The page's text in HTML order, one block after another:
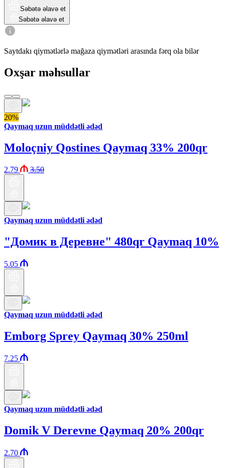
Səbətə əlavə et
Səbətə əlavə et
Saytdakı qiymətlərlə mağaza qiymətləri arasında fərq ola bilər
Oxşar məhsullar
20%
Qaymaq uzun müddətli ədəd
Moloçniy Qostines Qaymaq 33% 200qr
2.79 3.50
Qaymaq uzun müddətli ədəd
"Домик в Деревне" 480qr Qaymaq 10%
5.05
Qaymaq uzun müddətli ədəd
Emborg Sprey Qaymaq 30% 250ml
7.25
Qaymaq uzun müddətli ədəd
Domik V Derevne Qaymaq 20% 200qr
2.70